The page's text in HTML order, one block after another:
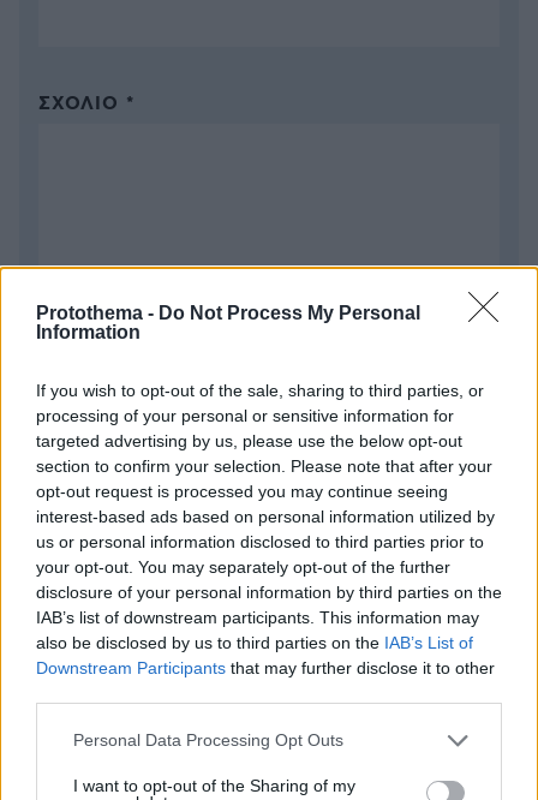
Protothema - Do Not Process My Personal
Information
If you wish to opt-out of the sale, sharing to third parties, or
processing of your personal or sensitive information for
targeted advertising by us, please use the below opt-out
section to confirm your selection. Please note that after your
opt-out request is processed you may continue seeing
interest-based ads based on personal information utilized by
us or personal information disclosed to third parties prior to
your opt-out. You may separately opt-out of the further
disclosure of your personal information by third parties on the
IAB’s list of downstream participants. This information may
also be disclosed by us to third parties on the IAB’s List of
Downstream Participants that may further disclose it to other
Please note that this website/app uses one or more Google
not limited to your visit or usage behaviour. You may click to
Personal Data Processing Opt Outs
I want to opt-out of the Sharing of my
ΣΧΌΛΙΟ *
Απομένουν2500
* Υποχρεωτικά πεδία
ΡΟΗ ΕΙΔΗΣΕΩΝ
κόσμο της πριν τη μάχη για το Super Cup με τον ΟΦΗ,
πριν 11 λεπτά